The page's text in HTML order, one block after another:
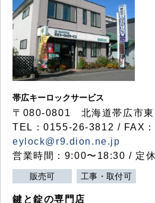
帯広キーロックサービス
〒080-0801 北海道帯広市
TEL：0155-26-3812 / FAX
eylock@r9.dion.ne.jp
営業時間：9:00〜18:30 / 定
販売可 工事・取付可
鍵と錠の専門店